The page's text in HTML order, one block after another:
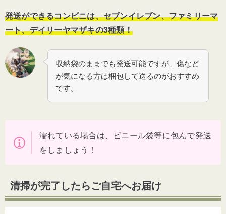
発送ができるコンビニは、セブンイレブン、ファミリーマ
ート、デイリーヤマザキの3種類！
収納袋のままでも発送可能ですが、傷など
が気になる方は梱包して送るのがおすすめ
です。
濡れている場合は、ビニール袋等に包んで発送
をしましょう！
清掃が完了したらご自宅へお届け